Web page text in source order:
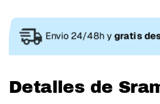
Envio 24/48h ygratis
Detalles de